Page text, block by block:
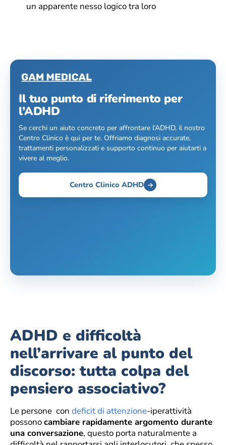
un apparente nesso logico tra loro
Il tuo punto di riferimento per
l’ADHD
Se cerchi un aiuto concreto per affrontare l’ADHD, il nostro
Centro Clinico è qui per te. Offriamo diagnosi accurate,
trattamenti personalizzati e supporto continuo per aiutarti a
vivere al meglio.
Centro Clinico ADHD
ADHD e difficoltà
nell’arrivare al punto del
discorso: tutta colpa del
pensiero associativo?
Le persone con deficit di attenzione-iperattività
possonocambiare rapidamente argomento durante
una conversazione, questo porta naturalmente a